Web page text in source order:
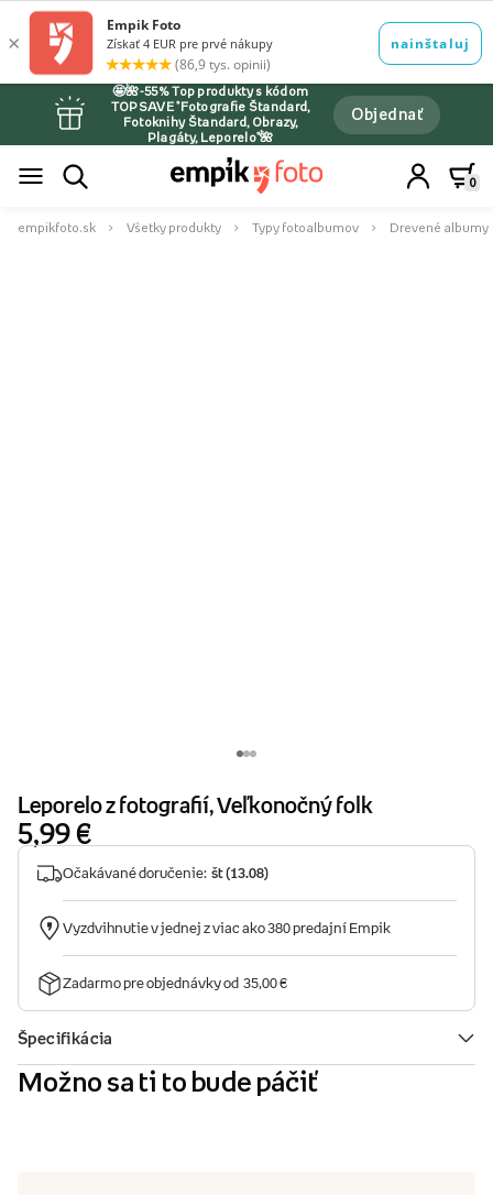
🤩🌺-55% Top produkty s kódom
TOPSAVE *Fotografie Štandard,
Fotoknihy Štandard, Obrazy,
Plagáty, Leporelo*🌺
Objednať
0
empikfoto.sk Všetky produkty Typy fotoalbumov Drevené albumy
Možno sa ti to bude páčiť